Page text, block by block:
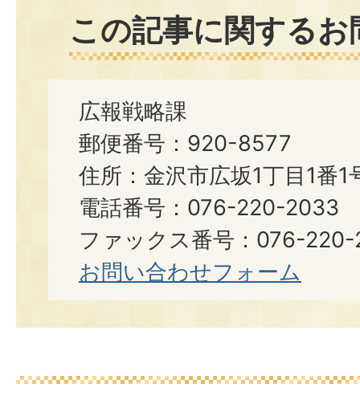
この記事に関する
広報戦略課
郵便番号：920-8577
住所：金沢市広坂1丁目1番1
電話番号：076-220-2033
ファックス番号：076-
お問い合わせフォーム